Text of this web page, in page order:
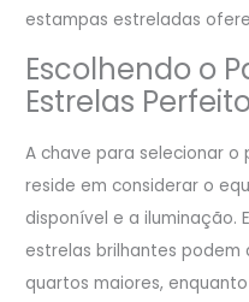
estampas estreladas
Escolhendo o
Estrelas Perfeito
A chave para selecionar
reside em considerar o
disponível e a iluminação.
estrelas brilhantes
quartos maiores,